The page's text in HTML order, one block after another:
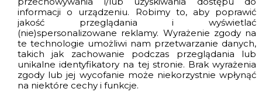
informacji o urządzeniu. Robimy to, aby poprawić
jakość przeglądania i wyświetlać
(nie)spersonalizowane reklamy. Wyrażenie zgody na
te technologie umożliwi nam przetwarzanie danych,
takich jak zachowanie podczas przeglądania lub
unikalne identyfikatory na tej stronie. Brak wyrażenia
zgody lub jej wycofanie może niekorzystnie wpłynąć
na niektóre cechy i funkcje.
ekologiczny
Dostawagratisprzy zakupach za min. 399zł
Czas realizacjiod 2 do 4 dniroboczych